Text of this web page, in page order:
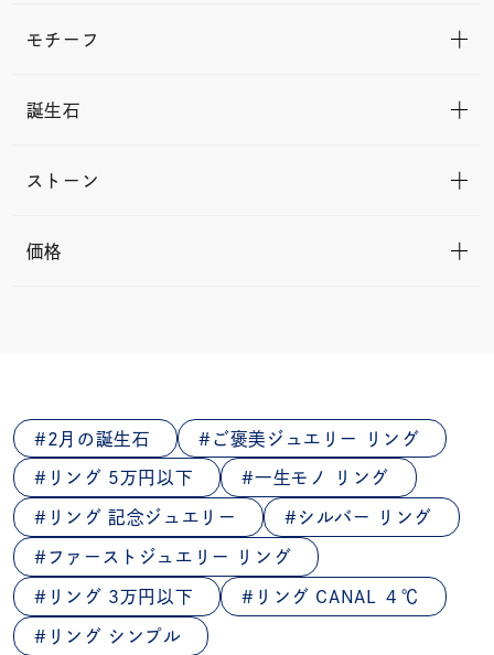
モチーフ
誕生石
ストーン
価格
2月の誕生石 ご褒美ジュエリー リング
リング 5万円以下 一生モノ リング
リング 記念ジュエリー シルバー リング
ファーストジュエリー リング
リング 3万円以下 リング CANAL ４℃
リング シンプル